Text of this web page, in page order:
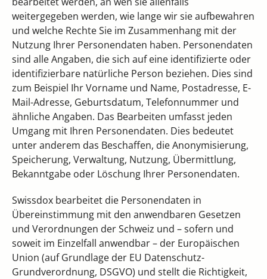
weitergegeben werden, wie lange wir sie aufbewahren
und welche Rechte Sie im Zusammenhang mit der
Nutzung Ihrer Personendaten haben. Personendaten
sind alle Angaben, die sich auf eine identifizierte oder
identifizierbare natürliche Person beziehen. Dies sind
zum Beispiel Ihr Vorname und Name, Postadresse, E-
Mail-Adresse, Geburtsdatum, Telefonnummer und
ähnliche Angaben. Das Bearbeiten umfasst jeden
Umgang mit Ihren Personendaten. Dies bedeutet
unter anderem das Beschaffen, die Anonymisierung,
Speicherung, Verwaltung, Nutzung, Übermittlung,
Bekanntgabe oder Löschung Ihrer Personendaten.
Swissdox bearbeitet die Personendaten in
Übereinstimmung mit den anwendbaren Gesetzen
und Verordnungen der Schweiz und – sofern und
soweit im Einzelfall anwendbar – der Europäischen
Union (auf Grundlage der EU Datenschutz-
Grundverordnung, DSGVO) und stellt die Richtigkeit,